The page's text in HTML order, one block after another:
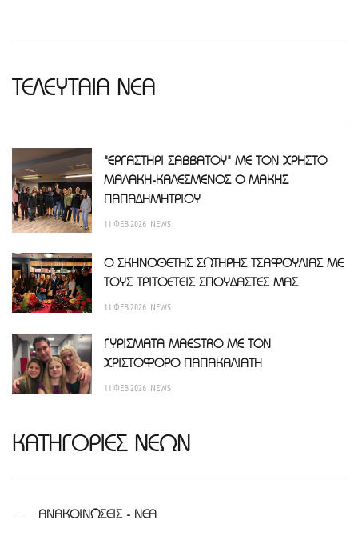
ΤΕΛΕΥΤΑΙΑ ΝΕΑ
"ΕΡΓΑΣΤΗΡΙ ΣΑΒΒΑΤΟΥ" ΜΕ ΤΟΝ ΧΡΗΣΤΟ
ΜΑΛΑΚΗ-ΚΑΛΕΣΜΕΝΟΣ Ο ΜΑΚΗΣ
ΠΑΠΑΔΗΜΗΤΡΙΟΥ
11 ΦΕΒ 2026 NEWS
Ο ΣΚΗΝΟΘΕΤΗΣ ΣΩΤΗΡΗΣ ΤΣΑΦΟΥΛΙΑΣ ΜΕ
ΤΟΥΣ ΤΡΙΤΟΕΤΕΙΣ ΣΠΟΥΔΑΣΤΕΣ ΜΑΣ
11 ΦΕΒ 2026 NEWS
ΓΥΡΙΣΜΑΤΑ MAESTRO ΜΕ ΤΟΝ
ΧΡΙΣΤΟΦΟΡΟ ΠΑΠΑΚΑΛΙΑΤΗ
11 ΦΕΒ 2026 NEWS
ΚΑΤΗΓΟΡΙΕΣ ΝΕΩΝ
ΑΝΑΚΟΙΝΩΣΕΙΣ - ΝΕΑ